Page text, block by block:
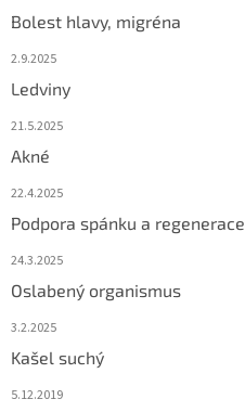
Bolest hlavy, migréna
2.9.2025
Ledviny
21.5.2025
Akné
22.4.2025
Podpora spánku a regenerace
24.3.2025
Oslabený organismus
3.2.2025
Kašel suchý
5.12.2019